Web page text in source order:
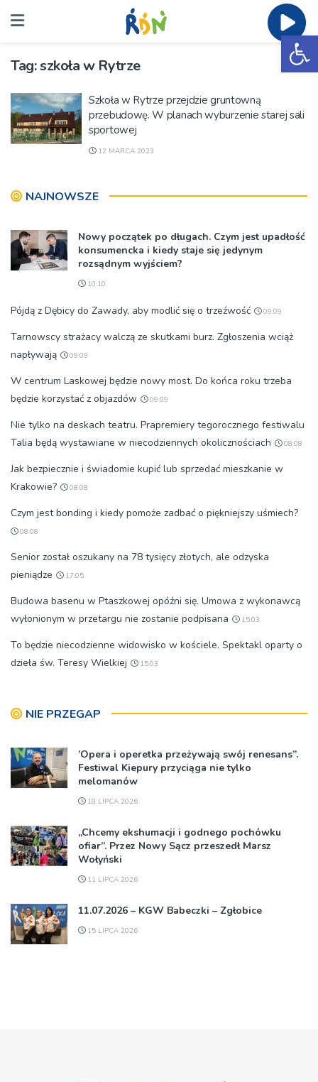
Tag:szkoła w Rytrze
Szkoła w Rytrze przejdzie gruntowną
przebudowę. W planach wyburzenie starej sali
sportowej
12 MARCA 2023
NAJNOWSZE
Nowy początek po długach. Czym jest upadłość
konsumencka i kiedy staje się jedynym
rozsądnym wyjściem?
10:10
Pójdą z Dębicy do Zawady, aby modlić się o trzeźwość 09:09
Tarnowscy strażacy walczą ze skutkami burz. Zgłoszenia wciąż
napływają
09:09
W centrum Laskowej będzie nowy most. Do końca roku trzeba
będzie korzystać z objazdów
09:09
Nie tylko na deskach teatru. Prapremiery tegorocznego festiwalu
Talia będą wystawiane w niecodziennych okolicznościach
08:08
Jak bezpiecznie i świadomie kupić lub sprzedać mieszkanie w
Krakowie?
08:08
Czym jest bonding i kiedy pomoże zadbać o piękniejszy uśmiech?
08:08
Senior został oszukany na 78 tysięcy złotych, ale odzyska
pieniądze
17:05
Budowa basenu w Ptaszkowej opóźni się. Umowa z wykonawcą
wyłonionym w przetargu nie zostanie podpisana
15:03
To będzie niecodzienne widowisko w kościele. Spektakl oparty o
dzieła św. Teresy Wielkiej
15:03
NIE PRZEGAP
’Opera i operetka przeżywają swój renesans”.
Festiwal Kiepury przyciąga nie tylko
melomanów
18 LIPCA 2026
„Chcemy ekshumacji i godnego pochówku
ofiar”. Przez Nowy Sącz przeszedł Marsz
Wołyński
11 LIPCA 2026
11.07.2026 – KGW Babeczki – Zgłobice
15 LIPCA 2026